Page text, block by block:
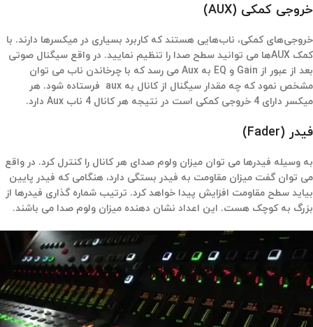
خروجی کمکی (AUX)
خروجی‌های کمکی، ناب‌هایی هستند که کاربرد بسیاری در میکسرها دارند. با
کمک AUXها می توانید سطح صدا را تنظیم نمایید. در واقع سیگنال صوتی
بعد از عبور از Gain و EQ به Aux می رسد که با چرخاندن ناب می توان
مشخص نمود که چه مقدار سیگنال از کانال به aux فرستاده شود. هر
میکسر دارای 4 خروجی کمکی است در نتیجه هر کانال 4 ناب Aux دارد.
فیدر (Fader)
به وسیله فیدرها می توان میزان ولوم صدای هر کانال را کنترل کرد. در واقع
می توان گفت میزان مقاومت به فیدر بستگی دارد، هنگامی که فیدر پایین
بیاید سطح مقاومت افزایش پیدا خواهد کرد. ترتیب شماره گذاری فیدرها از
بزرگ به کوچک هست. این اعداد نشان دهنده میزان ولوم صدا می باشند.